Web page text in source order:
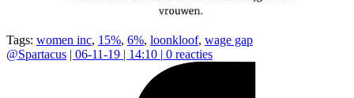
Tags: women inc, 15%, 6%, loonkloof, wage gap
@Spartacus | 06-11-19 | 14:10 | 0 reacties